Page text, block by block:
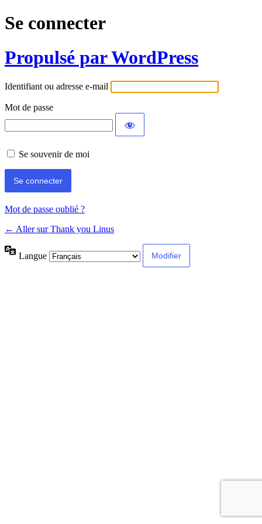
Se connecter
Propulsé par WordPress
Identifiant ou adresse e-mail
Mot de passe
Se souvenir de moi
Mot de passe oublié ?
← Aller sur Thank you Linus
Langue